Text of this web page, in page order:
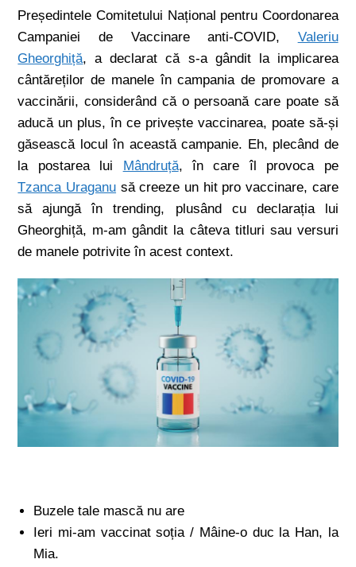
Președintele Comitetului Național pentru Coordonarea
Campaniei de Vaccinare anti-COVID, Valeriu
Gheorghiță, a declarat că s-a gândit la implicarea
cântăreților de manele în campania de promovare a
vaccinării, considerând că o persoană care poate să
aducă un plus, în ce privește vaccinarea, poate să-și
găsească locul în această campanie. Eh, plecând de
la postarea lui Mândruță, în care îl provoca pe
Tzanca Uraganu să creeze un hit pro vaccinare, care
să ajungă în trending, plusând cu declarația lui
Gheorghiță, m-am gândit la câteva titluri sau versuri
de manele potrivite în acest context.
Buzele tale mască nu are
Ieri mi-am vaccinat soția / Mâine-o duc la Han, la
Mia.